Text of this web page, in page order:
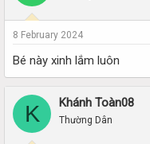
8 February 2024
Bé này xinh lắm luôn
K Khánh Toàn08
Thường Dân